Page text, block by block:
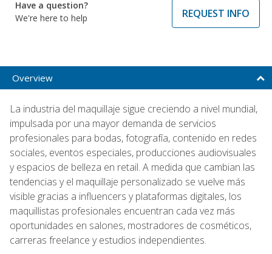
Have a question?
We're here to help
REQUEST INFO
Overview
La industria del maquillaje sigue creciendo a nivel mundial,
impulsada por una mayor demanda de servicios
profesionales para bodas, fotografía, contenido en redes
sociales, eventos especiales, producciones audiovisuales
y espacios de belleza en retail. A medida que cambian las
tendencias y el maquillaje personalizado se vuelve más
visible gracias a influencers y plataformas digitales, los
maquillistas profesionales encuentran cada vez más
oportunidades en salones, mostradores de cosméticos,
carreras freelance y estudios independientes.